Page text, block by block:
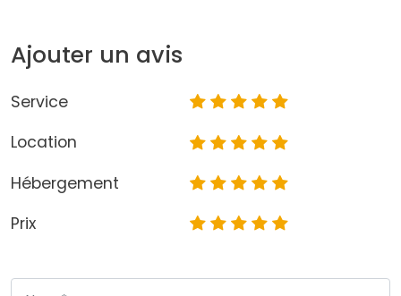
Ajouter un avis
Service
Location
Hébergement
Prix